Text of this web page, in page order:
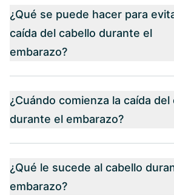
¿Qué se puede hacer para
caída del cabello durante el
embarazo?
¿Cuándo comienza la caída del
durante el embarazo?
¿Qué le sucede al cabello
embarazo?